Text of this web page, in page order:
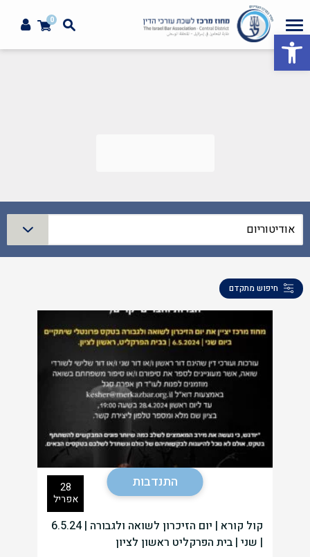
פתח סרגל נגישות
0
אודיטוריום
חיפוש מתקדם
התנדבות
28
אפריל
קול קורא | יום הזיכרון לשואה ולגבורה | 6.5.24
| שני | בית הפרקליט ראשון לציון